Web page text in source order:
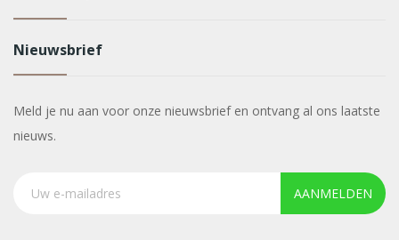
Nieuwsbrief
Meld je nu aan voor onze nieuwsbrief en ontvang al ons laatste
nieuws.
AANMELDEN